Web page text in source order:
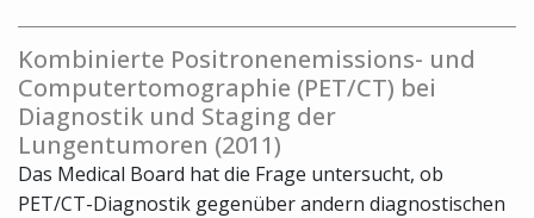
Kombinierte Positronenemissions- und
Computertomographie (PET/CT) bei
Diagnostik und Staging der
Lungentumoren (2011)
Das Medical Board hat die Frage untersucht, ob
PET/CT-Diagnostik gegenüber andern diagnostischen